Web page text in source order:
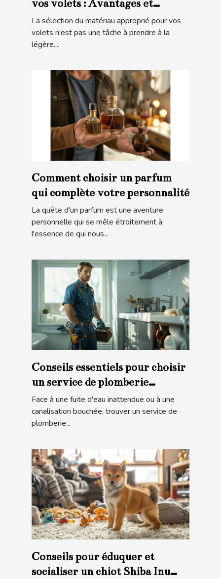
vos volets : Avantages et
considérations
La sélection du matériau approprié pour vos
volets n'est pas une tâche à prendre à la
légère....
Comment choisir un parfum
qui complète votre personnalité
La quête d'un parfum est une aventure
personnelle qui se mêle étroitement à
l'essence de qui nous...
Conseils essentiels pour choisir
un service de plomberie
d'urgence
Face à une fuite d'eau inattendue ou à une
canalisation bouchée, trouver un service de
plomberie...
Conseils pour éduquer et
socialiser un chiot Shiba Inu